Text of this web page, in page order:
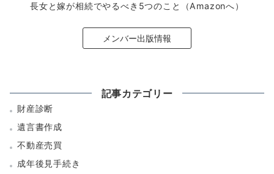
長女と嫁が相続でやるべき5つのこと（Amazonへ）
メンバー出版情報
記事カテゴリー
財産診断
遺言書作成
不動産売買
成年後見手続き